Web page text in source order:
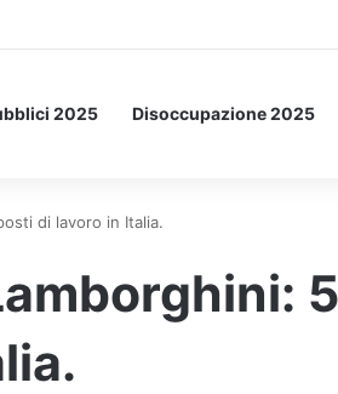
l’esperimento spaziale.
2025 Disoccupazione 2025
di lavoro in Italia.